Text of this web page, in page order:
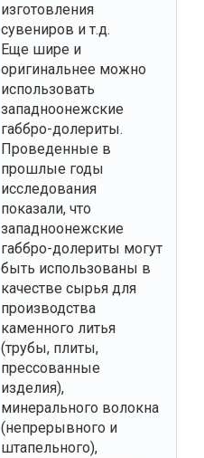
изготовления
сувениров и т.д.
Еще шире и
оригинальнее можно
использовать
западноонежские
габбро-долериты.
Проведенные в
прошлые годы
исследования
показали, что
западноонежские
габбро-долериты могут
быть использованы в
качестве сырья для
производства
каменного литья
(трубы, плиты,
прессованные
изделия),
минерального волокна
(непрерывного и
штапельного),